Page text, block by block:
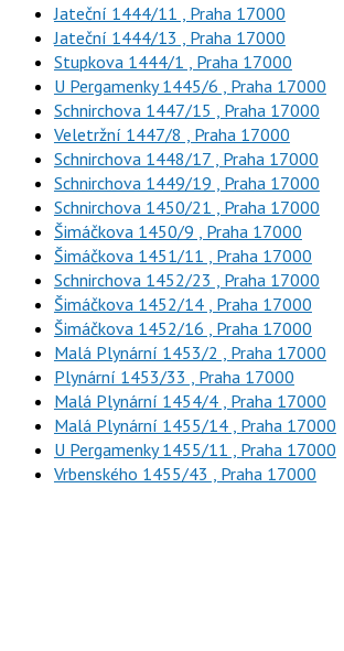
Jateční 1444/11 , Praha 17000
Jateční 1444/13 , Praha 17000
Stupkova 1444/1 , Praha 17000
U Pergamenky 1445/6 , Praha 17000
Schnirchova 1447/15 , Praha 17000
Veletržní 1447/8 , Praha 17000
Schnirchova 1448/17 , Praha 17000
Schnirchova 1449/19 , Praha 17000
Schnirchova 1450/21 , Praha 17000
Šimáčkova 1450/9 , Praha 17000
Šimáčkova 1451/11 , Praha 17000
Schnirchova 1452/23 , Praha 17000
Šimáčkova 1452/14 , Praha 17000
Šimáčkova 1452/16 , Praha 17000
Malá Plynární 1453/2 , Praha 17000
Plynární 1453/33 , Praha 17000
Malá Plynární 1454/4 , Praha 17000
Malá Plynární 1455/14 , Praha 17000
U Pergamenky 1455/11 , Praha 17000
Vrbenského 1455/43 , Praha 17000